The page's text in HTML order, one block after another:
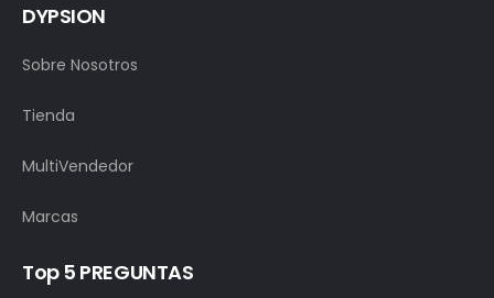
DYPSION
Sobre Nosotros
Tienda
MultiVendedor
Marcas
Top 5 PREGUNTAS